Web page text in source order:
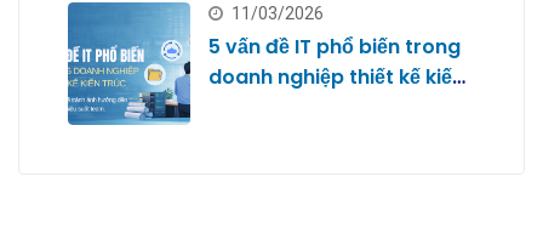
11/03/2026
5 vấn đề IT phổ biến trong
doanh nghiệp thiết kế kiến